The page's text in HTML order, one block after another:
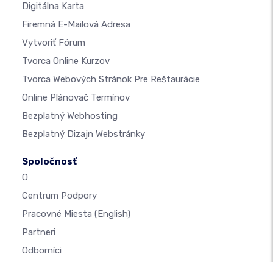
Digitálna Karta
Firemná E-Mailová Adresa
Vytvoriť Fórum
Tvorca Online Kurzov
Tvorca Webových Stránok Pre Reštaurácie
Online Plánovač Termínov
Bezplatný Webhosting
Bezplatný Dizajn Webstránky
Spoločnosť
O
Centrum Podpory
Pracovné Miesta (English)
Partneri
Odborníci